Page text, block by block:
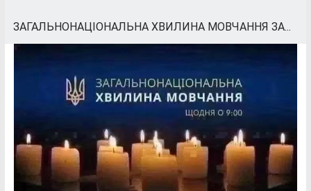
ЗАГАЛЬНОНАЦІОНАЛЬНА ХВИЛИНА МОВЧАННЯ ЗА...